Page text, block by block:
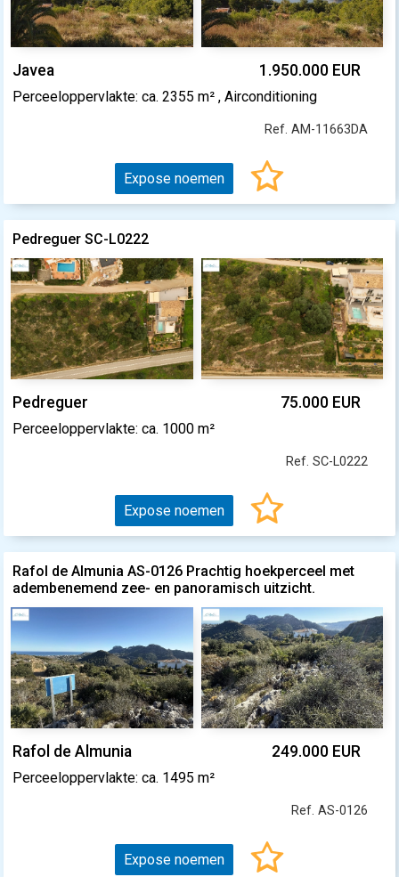
Javea 1.950.000 EUR
Perceeloppervlakte: ca. 2355 m² , Airconditioning
Ref. AM-11663DA
Expose noemen
Pedreguer SC-L0222
Pedreguer 75.000 EUR
Perceeloppervlakte: ca. 1000 m²
Ref. SC-L0222
Expose noemen
Rafol de Almunia AS-0126 Prachtig hoekperceel met
adembenemend zee- en panoramisch uitzicht.
Rafol de Almunia 249.000 EUR
Perceeloppervlakte: ca. 1495 m²
Ref. AS-0126
Expose noemen